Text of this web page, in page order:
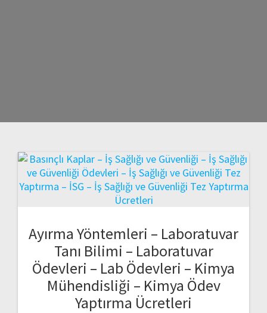
Ayırma Yöntemleri – Laboratuvar
Tanı Bilimi – Laboratuvar
Ödevleri – Lab Ödevleri – Kimya
Mühendisliği – Kimya Ödev
Yaptırma Ücretleri